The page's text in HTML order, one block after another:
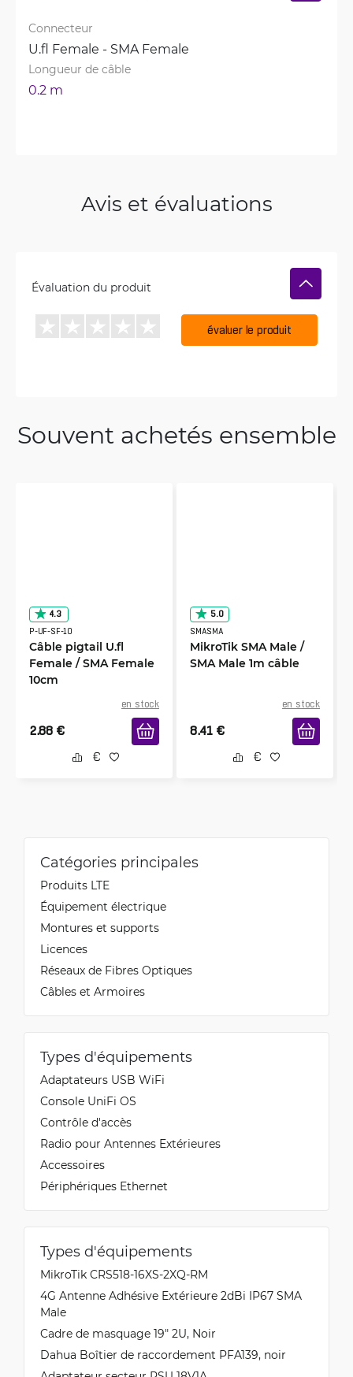
Connecteur
U.fl Female - SMA Female
Longueur de câble
0.2 m
Avis et évaluations
Évaluation du produit
évaluer le produit
Souvent achetés ensemble
4.3
P-UF-SF-10
Câble pigtail U.fl
Female / SMA Female
10cm
en stock
2.88 €
5.0
SMASMA
MikroTik SMA Male /
SMA Male 1m câble
en stock
8.41 €
Catégories principales
Produits LTE
Équipement électrique
Montures et supports
Licences
Réseaux de Fibres Optiques
Câbles et Armoires
Types d'équipements
Adaptateurs USB WiFi
Console UniFi OS
Contrôle d'accès
Radio pour Antennes Extérieures
Accessoires
Périphériques Ethernet
Types d'équipements
MikroTik CRS518-16XS-2XQ-RM
4G Antenne Adhésive Extérieure 2dBi IP67 SMA
Male
Cadre de masquage 19" 2U, Noir
Dahua Boîtier de raccordement PFA139, noir